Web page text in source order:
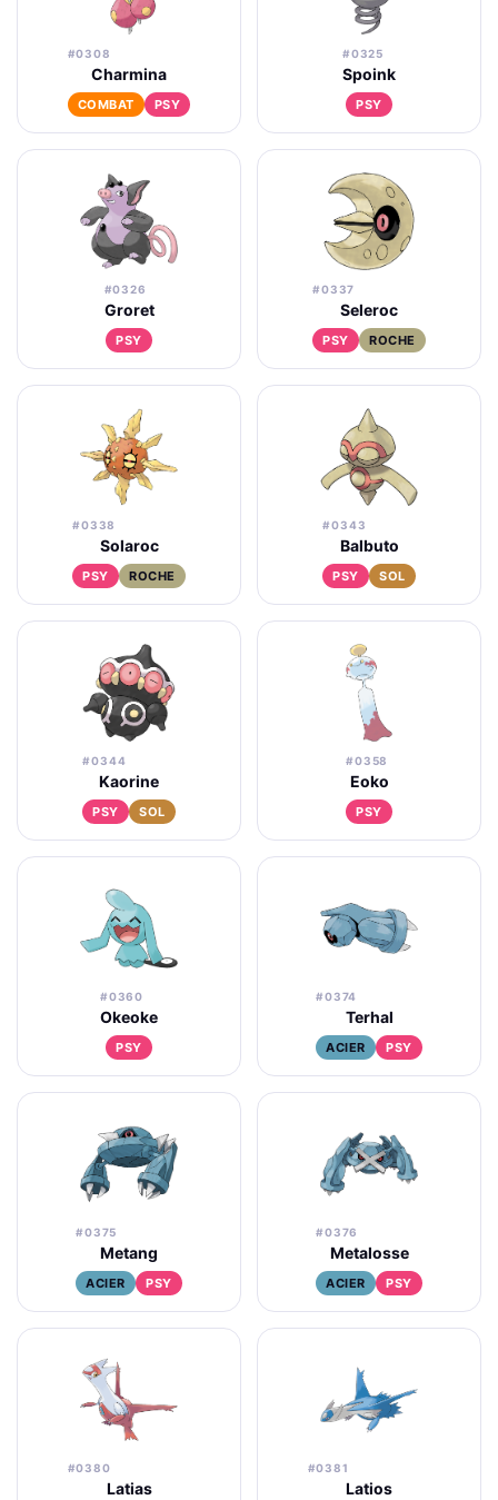
#0308
Charmina
COMBAT PSY
#0325
Spoink
PSY
#0326
Groret
PSY
#0337
Seleroc
PSY ROCHE
#0338
Solaroc
PSY ROCHE
#0343
Balbuto
PSY SOL
#0344
Kaorine
PSY SOL
#0358
Eoko
PSY
#0360
Okeoke
PSY
#0374
Terhal
ACIER PSY
#0375
Metang
ACIER PSY
#0376
Metalosse
ACIER PSY
#0380
Latias
#0381
Latios